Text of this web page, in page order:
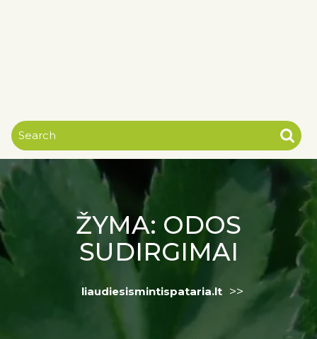
ŽYMA: ODOS
SUDIRGIMAI
liaudiesismintispataria.lt >>